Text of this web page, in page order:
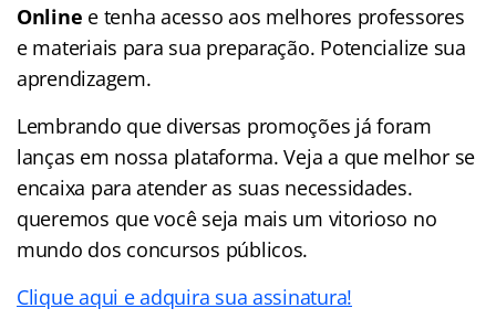
Online e tenha acesso aos melhores professores
e materiais para sua preparação. Potencialize sua
aprendizagem.
Lembrando que diversas promoções já foram
lanças em nossa plataforma. Veja a que melhor se
encaixa para atender as suas necessidades.
queremos que você seja mais um vitorioso no
mundo dos concursos públicos.
Clique aqui e adquira sua assinatura!